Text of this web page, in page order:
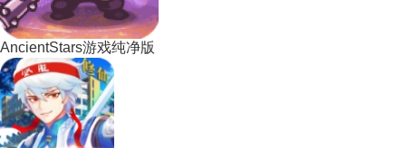
AncientStars游戏纯净版